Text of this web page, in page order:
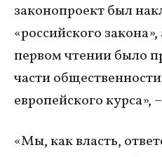
законопроект был
«российского
первом чтении было
части
европейского курса»,
«Мы, как власть,